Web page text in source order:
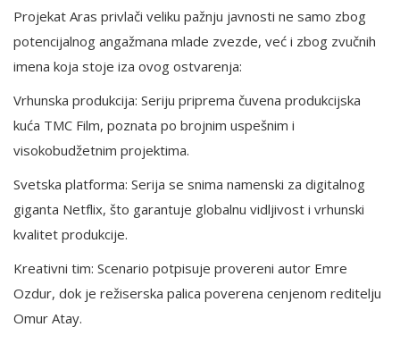
Projekat Aras privlači veliku pažnju javnosti ne samo zbog
potencijalnog angažmana mlade zvezde, već i zbog zvučnih
imena koja stoje iza ovog ostvarenja:
Vrhunska produkcija: Seriju priprema čuvena produkcijska
kuća TMC Film, poznata po brojnim uspešnim i
visokobudžetnim projektima.
Svetska platforma: Serija se snima namenski za digitalnog
giganta Netflix, što garantuje globalnu vidljivost i vrhunski
kvalitet produkcije.
Kreativni tim: Scenario potpisuje provereni autor Emre
Ozdur, dok je režiserska palica poverena cenjenom reditelju
Omur Atay.